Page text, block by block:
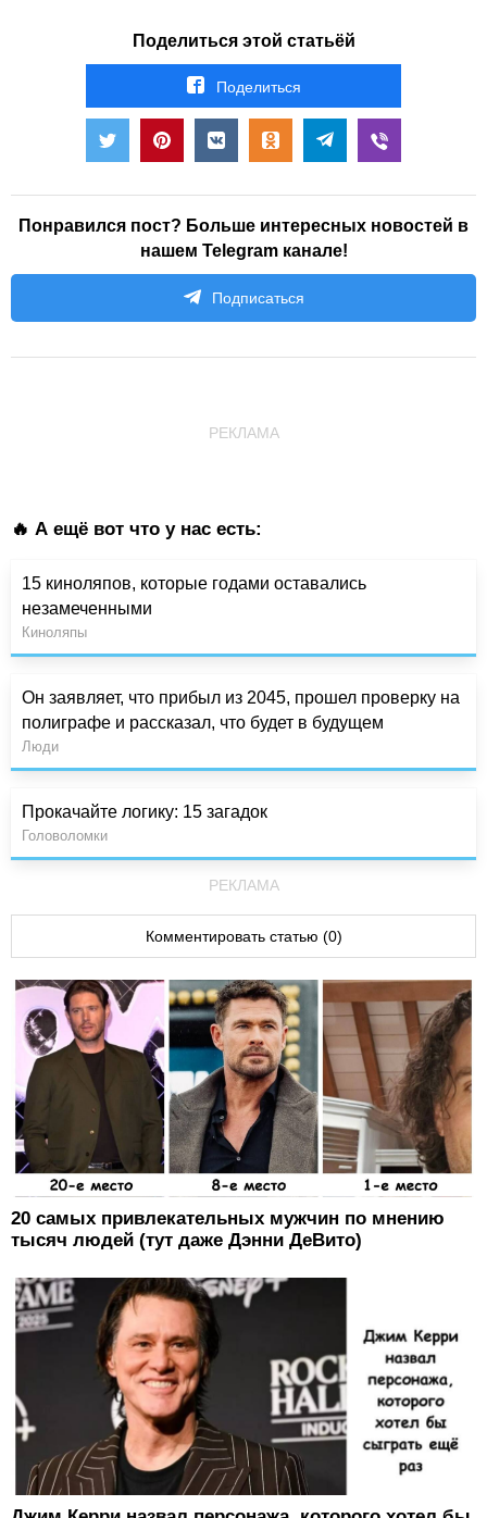
Поделиться этой статьёй
Поделиться
Понравился пост? Больше интересных новостей в
нашем Telegram канале!
Подписаться
РЕКЛАМА
🔥 А ещё вот что у нас есть:
15 киноляпов, которые годами оставались
незамеченными
Киноляпы
Он заявляет, что прибыл из 2045, прошел проверку на
полиграфе и рассказал, что будет в будущем
Люди
Прокачайте логику: 15 загадок
Головоломки
РЕКЛАМА
Комментировать статью (0)
20 самых привлекательных мужчин по мнению
тысяч людей (тут даже Дэнни ДеВито)